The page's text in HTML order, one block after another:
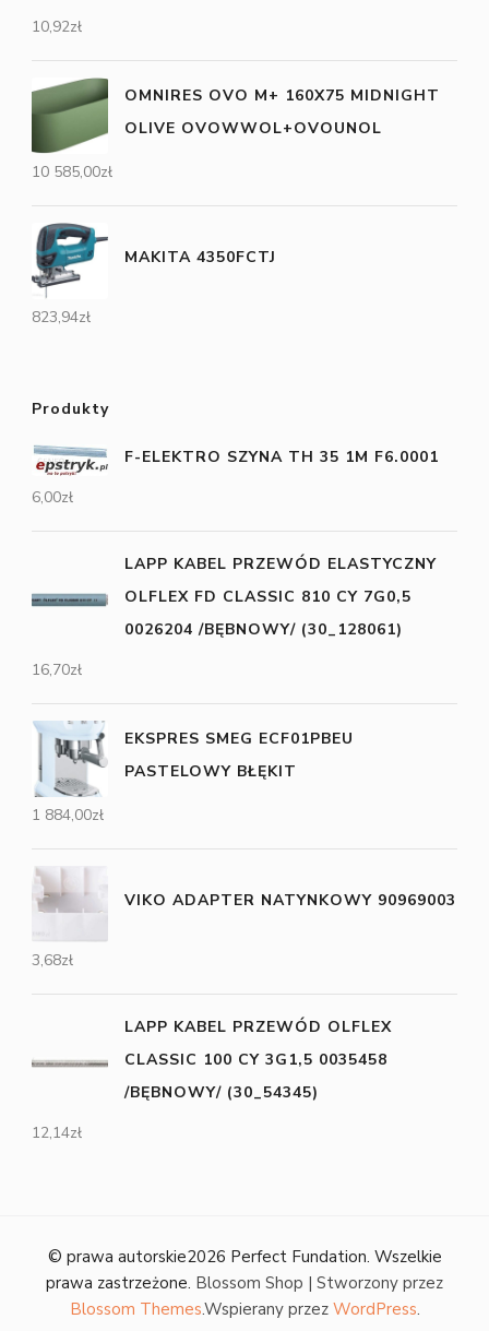
10,92zł
OMNIRES OVO M+ 160X75 MIDNIGHT
OLIVE OVOWWOL+OVOUNOL
10 585,00zł
MAKITA 4350FCTJ
823,94zł
Produkty
F-ELEKTRO SZYNA TH 35 1M F6.0001
6,00zł
LAPP KABEL PRZEWÓD ELASTYCZNY
OLFLEX FD CLASSIC 810 CY 7G0,5
0026204 /BĘBNOWY/ (30_128061)
16,70zł
EKSPRES SMEG ECF01PBEU
PASTELOWY BŁĘKIT
1 884,00zł
VIKO ADAPTER NATYNKOWY 90969003
3,68zł
LAPP KABEL PRZEWÓD OLFLEX
CLASSIC 100 CY 3G1,5 0035458
/BĘBNOWY/ (30_54345)
12,14zł
© prawa autorskie2026 Perfect Fundation. Wszelkie
prawa zastrzeżone. Blossom Shop | Stworzony przez
Blossom Themes.Wspierany przez WordPress.